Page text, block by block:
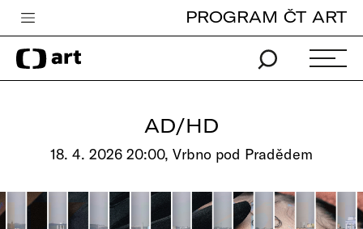
Česká televize
Zpravodajství
Pro děti
PROGRAM ČT ART
AD/HD
18. 4. 2026 20:00, Vrbno pod Pradědem